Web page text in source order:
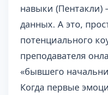
навыки (Пентакли)
данных. А это,
потенциального
преподавателя
«бывшего
Когда первые